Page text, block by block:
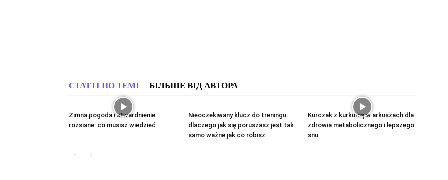
СТАТТІ ПО ТЕМІ БІЛЬШЕ ВІД АВТОРА
Zimna pogoda i stwardnienie
rozsiane: co musisz wiedzieć
Nieoczekiwany klucz do treningu:
dlaczego jak się poruszasz jest tak
samo ważne jak co robisz
Kurczak z kurkumą w arkuszach dla
zdrowia metabolicznego i lepszego
snu